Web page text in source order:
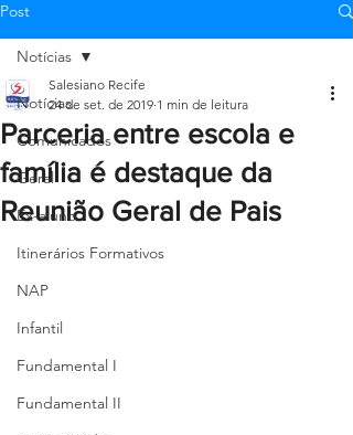
Post
Notícias
Comunicados
Geral
Ex-aluno
Itinerários Formativos
NAP
Infantil
Fundamental I
Fundamental II
Notícias
Parceria entre escola e
família é destaque da
Reunião Geral de Pais
Salesiano Recife
24 de set. de 2019 1 min de leitura